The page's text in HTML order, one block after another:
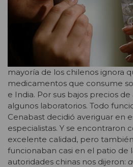
mayoría de los chilenos ignora
medicamentos que consume
e India. Por sus bajos precios
algunos laboratorios. Todo
Cenabast decidió averiguar en
especialistas. Y se encontraron
excelente calidad, pero
funcionaban casi en el patio de
autoridades chinas nos dijeron: